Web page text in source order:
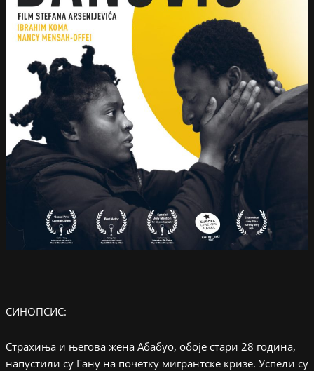
СИНОПСИС:
Страхиња и његова жена Абабуо, обоје стари 28 година,
напустили су Гану на почетку мигрантске кризе. Успели су